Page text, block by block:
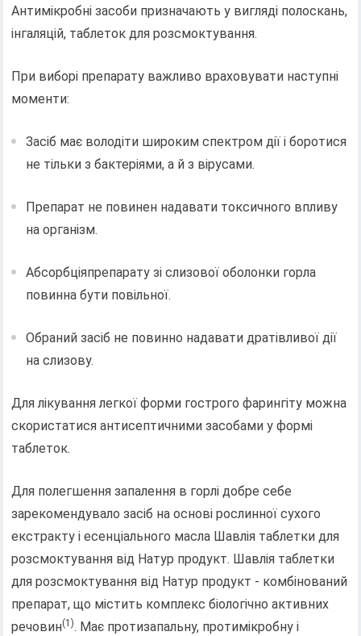
Антимікробні засоби призначають у вигляді полоскань,
інгаляцій, таблеток для розсмоктування.
При виборі препарату важливо враховувати наступні
моменти:
Засіб має володіти широким спектром дії і боротися
не тільки з бактеріями, а й з вірусами.
Препарат не повинен надавати токсичного впливу
на організм.
Абсорбціяпрепарату зі слизової оболонки горла
повинна бути повільної.
Обраний засіб не повинно надавати дратівливої ​​дії
на слизову.
Для лікування легкої форми гострого фарингіту можна
скористатися антисептичними засобами у формі
таблеток.
Для полегшення запалення в горлі добре себе
зарекомендувало засіб на основі рослинної сухого
екстракту і есенціального масла Шавлія таблетки для
розсмоктування від Натур продукт. Шавлія таблетки
для розсмоктування від Натур продукт - комбінований
препарат, що містить комплекс біологічно активних
речовин(1). Має протизапальну, протимікробну і